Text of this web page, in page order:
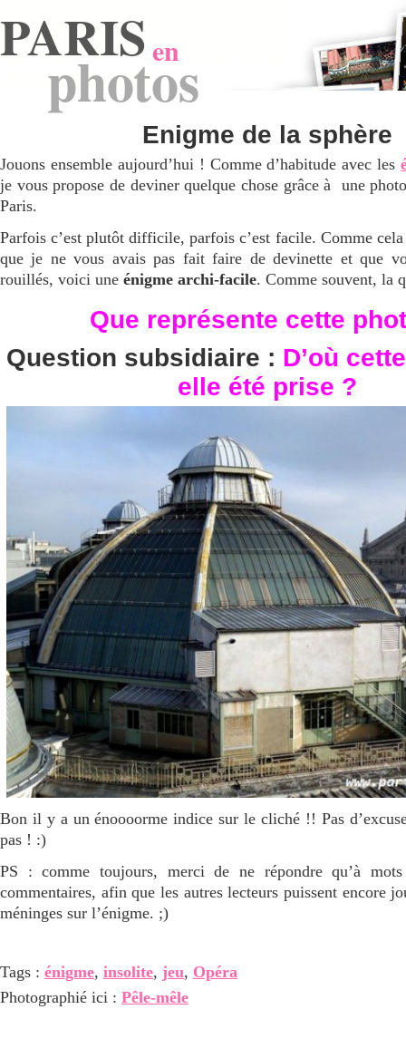
PARISen
photos
Enigme de la sphère
Jouons ensemble aujourd’hui ! Comme d’habitude avec les
je vous propose de deviner quelque chose grâce à une
Paris.
Parfois c’est plutôt difficile, parfois c’est facile. Comme
que je ne vous avais pas fait faire de devinette et que
rouillés, voici une énigme archi-facile. Comme souvent, la
Que représente cette
Question subsidiaire : D’où
elle été prise ?
Bon il y a un énoooorme indice sur le cliché !! Pas
pas ! :)
PS : comme toujours, merci de ne répondre qu’à
commentaires, afin que les autres lecteurs puissent encore
méninges sur l’énigme. ;)
Tags : énigme, insolite, jeu, Opéra
Photographié ici : Pêle-mêle